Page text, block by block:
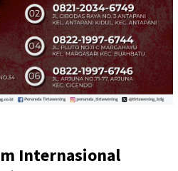
Internasional